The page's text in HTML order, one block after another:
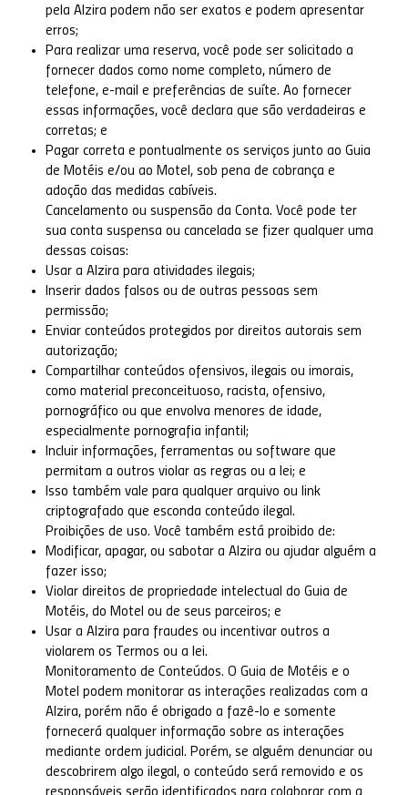
pela Alzira podem não ser exatos e podem apresentar
erros;
Para realizar uma reserva, você pode ser solicitado a
fornecer dados como nome completo, número de
telefone, e-mail e preferências de suíte. Ao fornecer
essas informações, você declara que são verdadeiras e
corretas; e
Pagar correta e pontualmente os serviços junto ao Guia
de Motéis e/ou ao Motel, sob pena de cobrança e
adoção das medidas cabíveis.
Cancelamento ou suspensão da Conta. Você pode ter
sua conta suspensa ou cancelada se fizer qualquer uma
dessas coisas:
Usar a Alzira para atividades ilegais;
Inserir dados falsos ou de outras pessoas sem
permissão;
Enviar conteúdos protegidos por direitos autorais sem
autorização;
Compartilhar conteúdos ofensivos, ilegais ou imorais,
como material preconceituoso, racista, ofensivo,
pornográfico ou que envolva menores de idade,
especialmente pornografia infantil;
Incluir informações, ferramentas ou software que
permitam a outros violar as regras ou a lei; e
Isso também vale para qualquer arquivo ou link
criptografado que esconda conteúdo ilegal.
Proibições de uso. Você também está proibido de:
Modificar, apagar, ou sabotar a Alzira ou ajudar alguém a
fazer isso;
Violar direitos de propriedade intelectual do Guia de
Motéis, do Motel ou de seus parceiros; e
Usar a Alzira para fraudes ou incentivar outros a
violarem os Termos ou a lei.
Monitoramento de Conteúdos. O Guia de Motéis e o
Motel podem monitorar as interações realizadas com a
Alzira, porém não é obrigado a fazê-lo e somente
fornecerá qualquer informação sobre as interações
mediante ordem judicial. Porém, se alguém denunciar ou
descobrirem algo ilegal, o conteúdo será removido e os